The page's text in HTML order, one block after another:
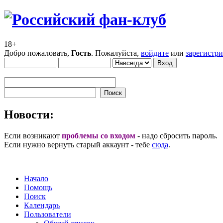
18+
Добро пожаловать, Гость. Пожалуйста, войдите или
Новости:
Если возникают проблемы со входом - надо сбросить пароль.
Если нужно вернуть старый аккаунт - тебе сюда.
Начало
Помощь
Поиск
Календарь
Пользователи